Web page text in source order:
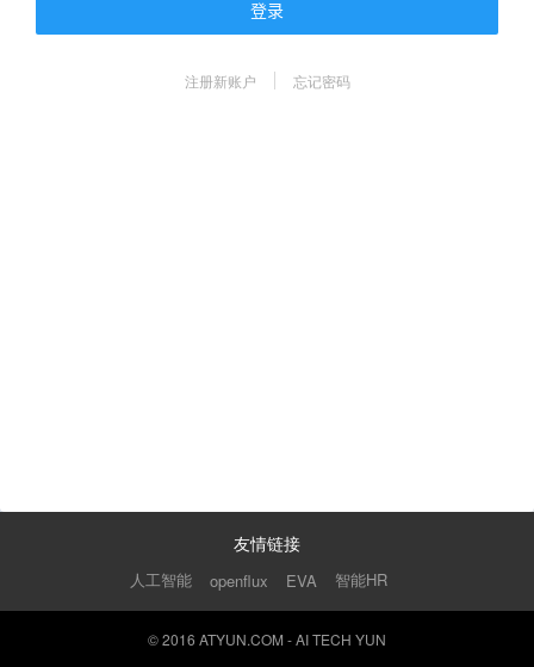
登录
注册新账户 忘记密码
友情链接
人工智能 openflux EVA 智能HR
© 2016 ATYUN.COM - AI TECH YUN